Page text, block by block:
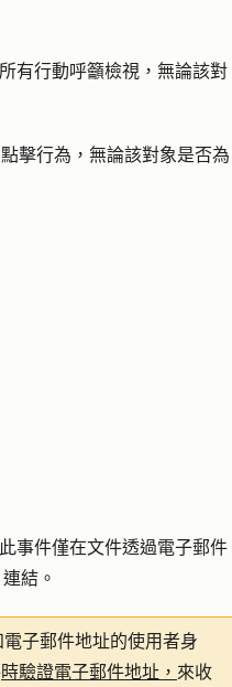
有行動呼籲檢視，無論該對
擊行為，無論該對象是否為
事件僅在文件透過電子郵件
結。
子郵件地址的使用者身
時驗證電子郵件地址， 來收